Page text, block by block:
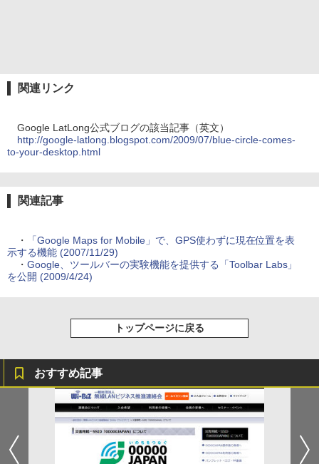
関連リンク
Google LatLong公式ブログの該当記事（英文）
http://google-latlong.blogspot.com/2009/07/blue-circle-comes-
to-your-desktop.html
関連記事
・
「Google Maps for Mobile」で、GPS使わずに現在位置を表
示する機能 (2007/11/29)
・ Google、ツールバーの実験機能を提供する「Toolbar Labs」
を公開 (2009/4/24)
トップページに戻る
おすすめ記事